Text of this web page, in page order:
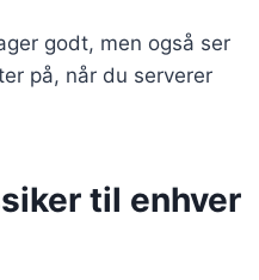
godt, men også ser
på, når du serverer
til enhver